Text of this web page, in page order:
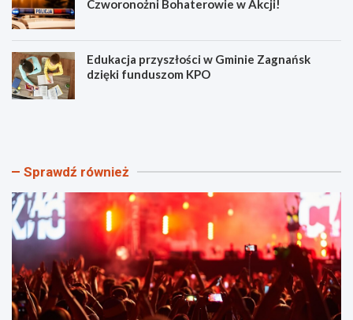
Czworonożni Bohaterowie w Akcji!
Edukacja przyszłości w Gminie Zagnańsk
dzięki funduszom KPO
F
o
z
n
o
w
u
w
C
h
B
e
z
n
e
ż
n
i
w
a
Sprawdź również